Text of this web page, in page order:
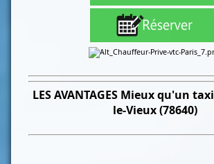
LESAVANTAGES Mieux qu'un taxi
le-Vieux (78640)